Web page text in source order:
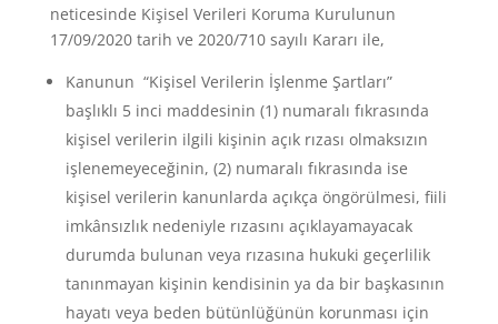
neticesinde Kişisel Verileri Koruma Kurulunun
17/09/2020 tarih ve 2020/710 sayılı Kararı ile,
Kanunun “Kişisel Verilerin İşlenme Şartları”
başlıklı 5 inci maddesinin (1) numaralı fıkrasında
kişisel verilerin ilgili kişinin açık rızası olmaksızın
işlenemeyeceğinin, (2) numaralı fıkrasında ise
kişisel verilerin kanunlarda açıkça öngörülmesi, fiili
imkânsızlık nedeniyle rızasını açıklayamayacak
durumda bulunan veya rızasına hukuki geçerlilik
tanınmayan kişinin kendisinin ya da bir başkasının
hayatı veya beden bütünlüğünün korunması için